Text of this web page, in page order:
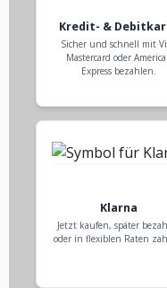
Kredit- &
Sicher und schnell mit
Mastercard oder
Express bezahlen.
Klarna
Jetzt kaufen, später
oder in flexiblen Raten